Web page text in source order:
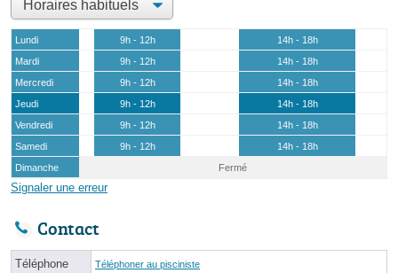
Lundi 9h - 12h
14h - 18h
Mardi
9h - 12h
14h - 18h
Mercredi
9h - 12h
14h - 18h
Jeudi
9h - 12h
14h - 18h
Vendredi
9h - 12h
14h - 18h
Samedi
9h - 12h
14h - 18h
Dimanche
Fermé
Signaler une erreur
Contact
Téléphone Téléphoner au pisciniste